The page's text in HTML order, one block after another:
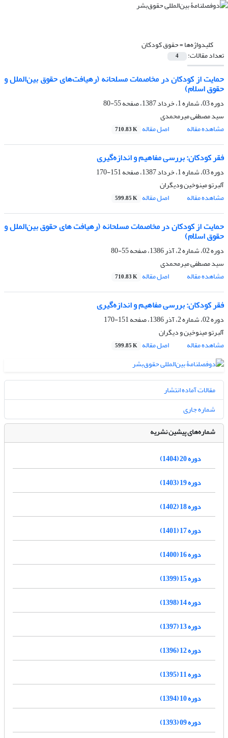
کلیدواژه‌ها =حقوق کودکان
تعداد مقالات: 4
حمایت از کودکان در مخاصمات مسلحانه (رهیافت‌های حقوق بین‌الملل و
حقوق اسلام)
دوره 03، شماره 1، خرداد 1387، صفحه
55-80
سید مصطفی میرمحمدی
مشاهده مقاله
اصل مقاله 710.83 K
فقر کودکان: بررسی مفاهیم و اندازه‌گیری
دوره 03، شماره 1، خرداد 1387، صفحه
151-170
آلبرتو مینوخین ودیگران
مشاهده مقاله
اصل مقاله 599.85 K
حمایت از کودکان در مخاصمات مسلحانه (رهیافت های حقوق بین‌الملل و
حقوق اسلام)
دوره 02، شماره 2، آذر 1386، صفحه
55-80
سید مصطفی میرمحمدی
مشاهده مقاله
اصل مقاله 710.83 K
فقر کودکان: بررسی مفاهیم و اندازه‌گیری
دوره 02، شماره 2، آذر 1386، صفحه
151-170
آلبرتو مینوخین و دیگران
مشاهده مقاله
اصل مقاله 599.85 K
مقالات آماده انتشار
شماره جاری
شماره‌های پیشین نشریه
دوره 20 (1404)
دوره 19 (1403)
دوره 18 (1402)
دوره 17 (1401)
دوره 16 (1400)
دوره 15 (1399)
دوره 14 (1398)
دوره 13 (1397)
دوره 12 (1396)
دوره 11 (1395)
دوره 10 (1394)
دوره 09 (1393)